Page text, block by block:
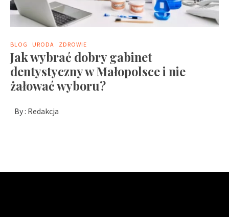
BLOG URODA ZDROWIE
Jak wybrać dobry gabinet
dentystyczny w Małopolsce i nie
żałować wyboru?
By : Redakcja